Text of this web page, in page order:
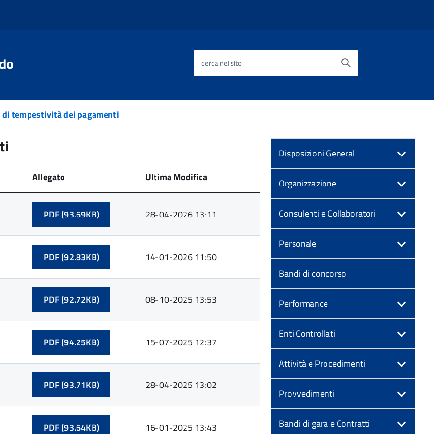
cerca nel sito
tempestività dei pagamenti
Allegato Ultima Modifica
PDF (93.69KB) 28-04-2026 13:11
PDF (92.83KB) 14-01-2026 11:50
PDF (92.72KB) 08-10-2025 13:53
PDF (94.25KB) 15-07-2025 12:37
PDF (93.71KB) 28-04-2025 13:02
PDF (93.64KB) 16-01-2025 13:43
Disposizioni Generali
Organizzazione
Consulenti e Collaboratori
Personale
Bandi di concorso
Performance
Enti Controllati
Attività e Procedimenti
Provvedimenti
Bandi di gara e Contratti